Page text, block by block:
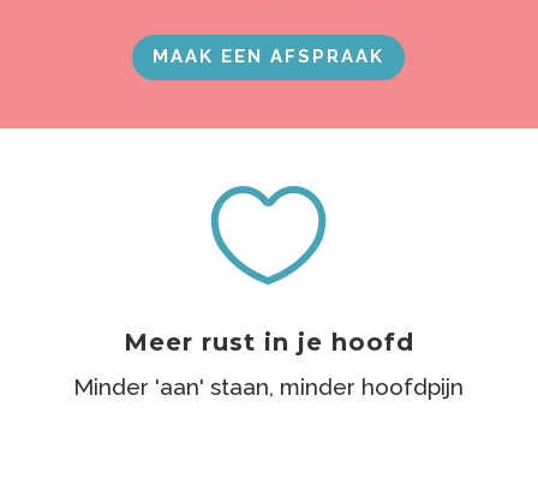
MAAK EEN AFSPRAAK

Meer rust in je hoofd
Minder 'aan' staan, minder hoofdpijn